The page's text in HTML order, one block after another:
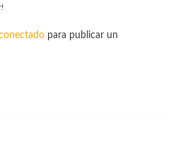
para publicar un